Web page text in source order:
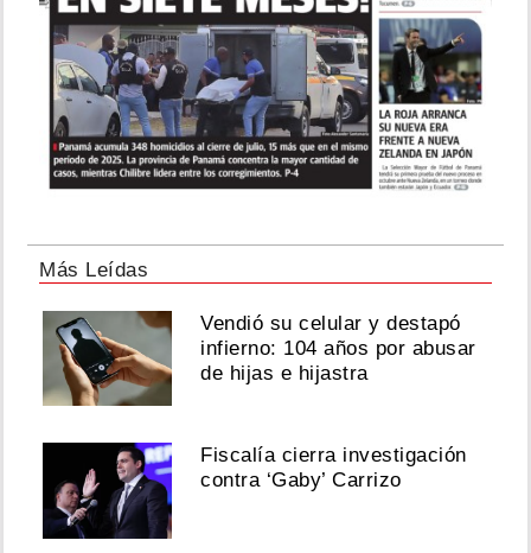
Más Leídas
Vendió su celular y destapó
infierno: 104 años por abusar
de hijas e hijastra
Fiscalía cierra investigación
contra ‘Gaby’ Carrizo